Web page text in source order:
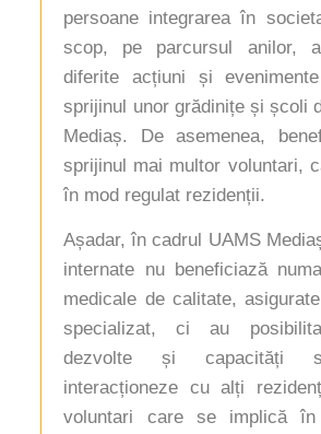
persoane integrarea în
scop, pe parcursul anilor,
diferite acțiuni și
sprijinul unor grădinițe și școli
Mediaș. De asemenea,
sprijinul mai multor voluntari,
în mod regulat rezidenții.
Așadar, în cadrul UAMS
internate nu beneficiază
medicale de calitate,
specializat, ci au
dezvolte și capacități
interacționeze cu alți
voluntari care se implică în